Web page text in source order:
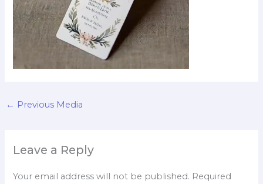
← Previous Media
Leave a Reply
Your email address will not be published. Required